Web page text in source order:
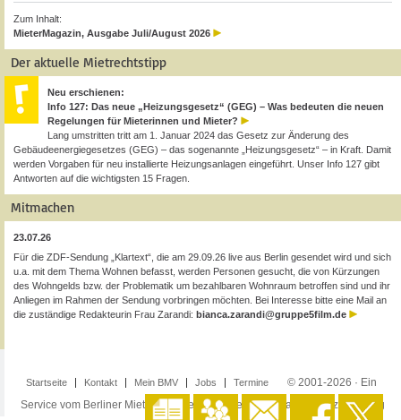
Zum Inhalt:
MieterMagazin, Ausgabe Juli/August 2026
Der aktuelle Mietrechtstipp
Neu erschienen:
Info 127: Das neue „Heizungsgesetz“ (GEG) – Was bedeuten die neuen
Regelungen für Mieterinnen und Mieter?
Lang umstritten tritt am 1. Januar 2024 das Gesetz zur Änderung des
Gebäudeenergiegesetzes (GEG) – das sogenannte „Heizungsgesetz“ – in Kraft. Damit
werden Vorgaben für neu installierte Heizungsanlagen eingeführt. Unser Info 127 gibt
Antworten auf die wichtigsten 15 Fragen.
Mitmachen
23.07.26
Für die ZDF-Sendung „Klartext“, die am 29.09.26 live aus Berlin gesendet wird und sich
u.a. mit dem Thema Wohnen befasst, werden Personen gesucht, die von Kürzungen
des Wohngelds bzw. der Problematik um bezahlbaren Wohnraum betroffen sind und ihr
Anliegen im Rahmen der Sendung vorbringen möchten. Bei Interesse bitte eine Mail an
die zuständige Redakteurin Frau Zarandi: bianca.zarandi@gruppe5film.de
Startseite Kontakt Mein BMV Jobs Termine
© 2001-2026 · Ein
Service vom Berliner Mieterverein e.V. ·Impressum·Datenschutzerklärung